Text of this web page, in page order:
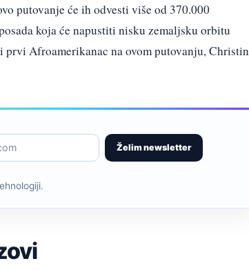
putovanje će ih odvesti više od 370.000
koja će napustiti nisku zemaljsku orbitu
prvi Afroamerikanac na ovom putovanju,
Želim newsletter